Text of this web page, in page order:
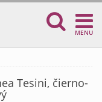
MENU
Tesini, čierno-